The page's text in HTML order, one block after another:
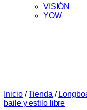
VISIÓN
YOW
Inicio / Tienda /
baile y estilo libre